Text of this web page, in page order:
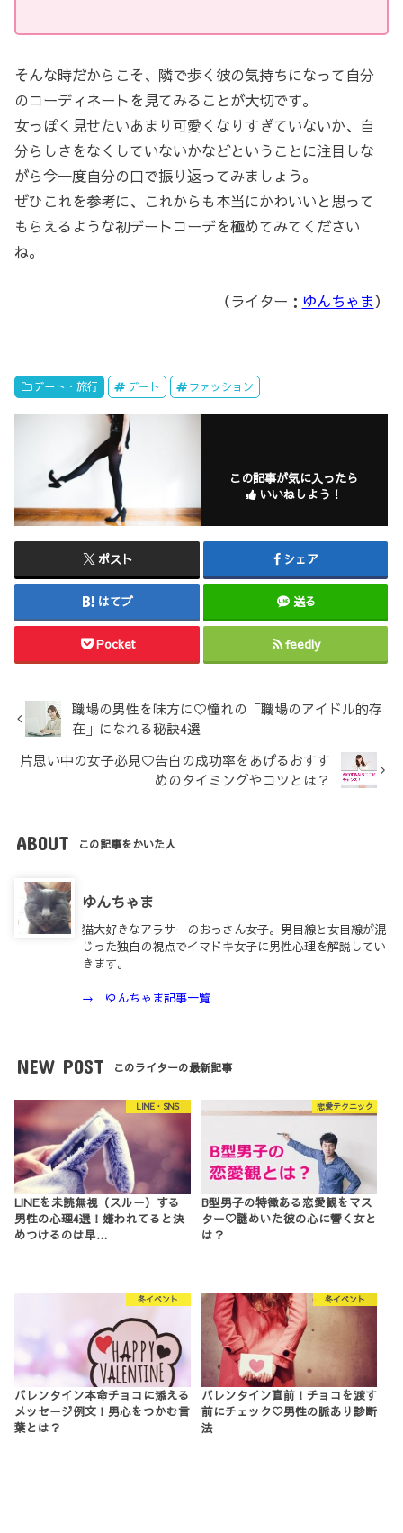
そんな時だからこそ、隣で歩く彼の気持ちになって自分
のコーディネートを見てみることが大切です。
女っぽく見せたいあまり可愛くなりすぎていないか、自
分らしさをなくしていないかなどということに注目しな
がら今一度自分の口で振り返ってみましょう。
ぜひこれを参考に、これからも本当にかわいいと思って
もらえるような初デートコーデを極めてみてください
ね。
（ライター： ゆんちゃま）
デート・旅行 デート ファッション
この記事が気に入ったら
いいねしよう！
ポスト シェア
はてブ 送る
Pocket feedly
職場の男性を味方に♡憧れの「職場のアイドル的存
在」になれる秘訣4選
片思い中の女子必見♡告白の成功率をあげるおすす
めのタイミングやコツとは？
ABOUT この記事をかいた人
ゆんちゃま
猫大好きなアラサーのおっさん女子。男目線と女目線が混
じった独自の視点でイマドキ女子に男性心理を解説してい
きます。
→ ゆんちゃま記事一覧
NEW POST このライターの最新記事
LINE・SNS
LINEを未読無視（スルー）する
男性の心理4選！嫌われてると決
めつけるのは早…
恋愛テクニック
B型男子の特徴ある恋愛観をマス
ター♡謎めいた彼の心に響く女と
は？
冬イベント
バレンタイン本命チョコに添える
メッセージ例文！男心をつかむ言
葉とは？
冬イベント
バレンタイン直前！チョコを渡す
前にチェック♡男性の脈あり診断
法